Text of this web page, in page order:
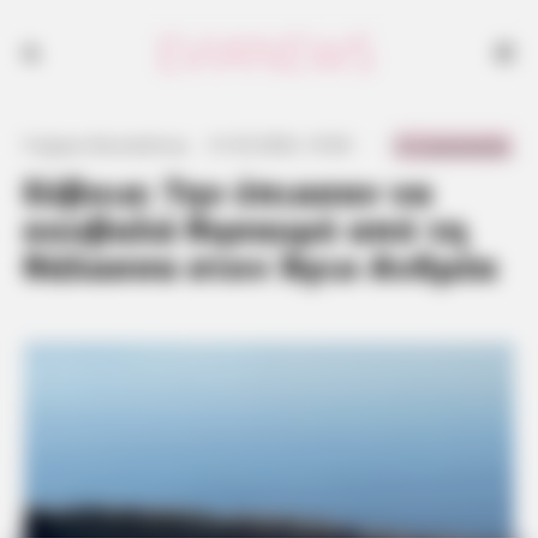
Εύβοια: Την έπιασαν να
κουβαλά θησαυρό από τη
θάλασσα στον Άγιο Ανδρέα